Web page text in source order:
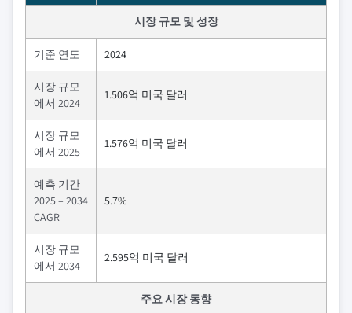
시장 규모 및 성장
기준 연도 2024
시장 규모
에서 2024
1.506억 미국 달러
시장 규모
에서 2025
1.576억 미국 달러
예측 기간
2025 – 2034
CAGR
5.7%
시장 규모
에서 2034
2.595억 미국 달러
주요 시장 동향